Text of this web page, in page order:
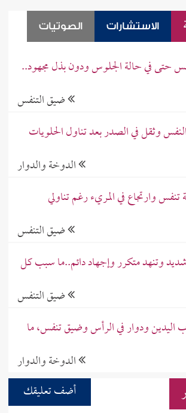
الاستشارات الصوتيات
حتى في حالة الجلوس ودون بذل مجهود..
ضيق التنفس
وثقل في الصدر بعد تناول الحلويات
الدوخة والدوار
وارتجاع في المريء رغم تناولي
ضيق التنفس
وتنهد متكرر وإجهاد دائم..ما سبب كل
ضيق التنفس
ودوار في الرأس وضيق تنفس، ما
الدوخة والدوار
أضف تعليقك